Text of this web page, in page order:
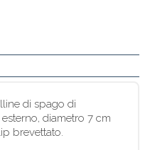
di spago di
diametro 7 cm
brevettato.